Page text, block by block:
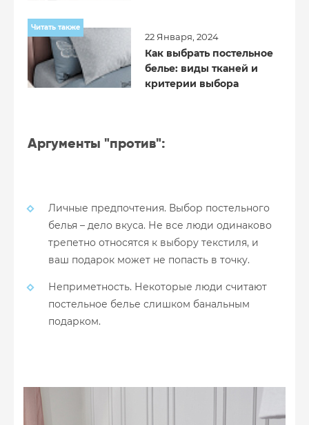
Читать также
22 Января, 2024
Как выбрать постельное
белье: виды тканей и
критерии выбора
Аргументы "против":
Личные предпочтения. Выбор постельного
белья – дело вкуса. Не все люди одинаково
трепетно относятся к выбору текстиля, и
ваш подарок может не попасть в точку.
Неприметность. Некоторые люди считают
постельное белье слишком банальным
подарком.